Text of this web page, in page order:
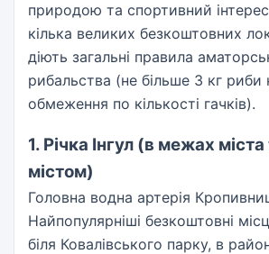
природою та спортивний
кілька великих безкоштовних
діють загальні правила
рибальства (не більше 3 кг
обмеження по кількості гачків).
1. Річка Інгул (в межах міста
містом)
Головна водна артерія
Найпопулярніші безкоштовні
біля Ковалівського парку, в